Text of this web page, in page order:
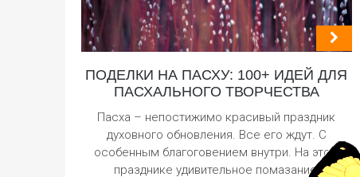
ПОДЕЛКИ НА ПАСХУ: 100+ ИДЕЙ ДЛЯ
ПАСХАЛЬНОГО ТВОРЧЕСТВА
Пасха – непостижимо красивый праздник
духовного обновления. Все его ждут. С
особенным благоговением внутри. На этом
празднике удивительное помазание,